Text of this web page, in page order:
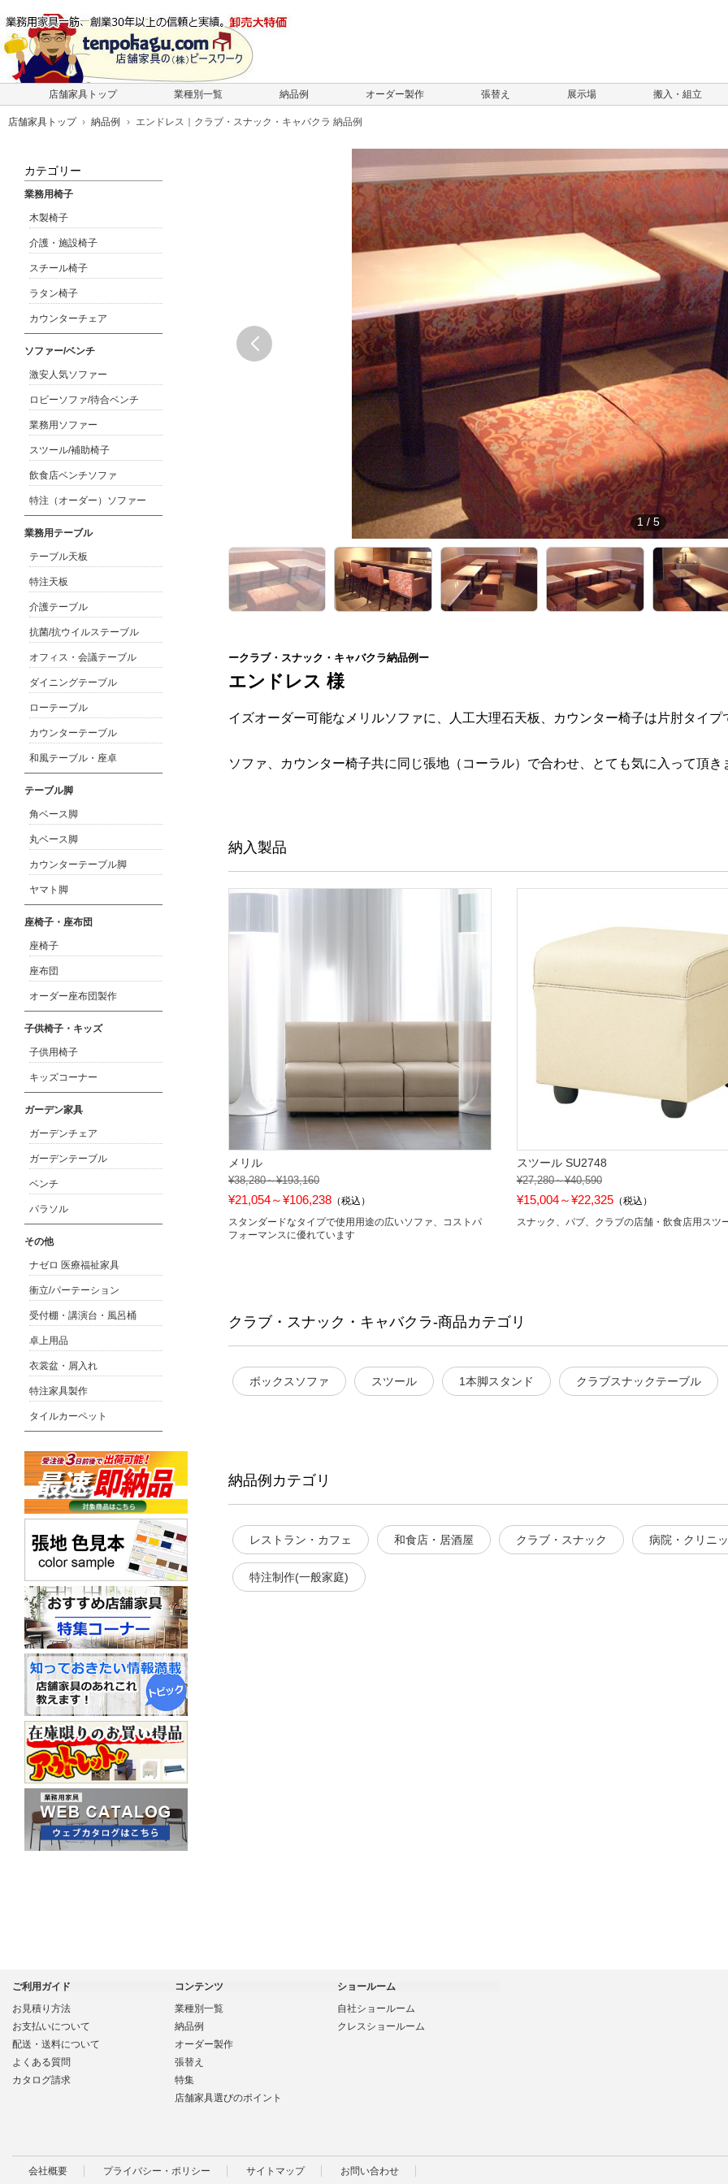
店舗家具トップ 業種別一覧 納品例 オーダー製作 張替え 展示場 搬入・組立
店舗家具トップ 納品例 エンドレス｜クラブ・スナック・キャバクラ 納品例
1 / 5
ークラブ・スナック・キャバクラ納品例ー
エンドレス 様
イズオーダー可能なメリルソファに、人工大理石天板、カウンター椅子は片肘タイプ
ソファ、カウンター椅子共に同じ張地（コーラル）で合わせ、とても気に入って頂き
納入製品
メリル
¥38,280～¥193,160
¥21,054～¥106,238 （税込）
スタンダードなタイプで使用用途の広いソファ、コストパ
フォーマンスに優れています
スツール SU2748
¥27,280～¥40,590
¥15,004～¥22,325（税込）
スナック、パブ、クラブの店舗・飲食店用スツ
クラブ・スナック・キャバクラ-商品カテゴリ
ボックスソファ スツール 1本脚スタンド クラブスナックテーブル
納品例カテゴリ
レストラン・カフェ 和食店・居酒屋 クラブ・スナック 病院・クリニ
特注制作(一般家庭)
カテゴリー
業務用椅子
木製椅子
介護・施設椅子
スチール椅子
ラタン椅子
カウンターチェア
ソファー/ベンチ
激安人気ソファー
ロビーソファ/待合ベンチ
業務用ソファー
スツール/補助椅子
飲食店ベンチソファ
特注（オーダー）ソファー
業務用テーブル
テーブル天板
特注天板
介護テーブル
抗菌/抗ウイルステーブル
オフィス・会議テーブル
ダイニングテーブル
ローテーブル
カウンターテーブル
和風テーブル・座卓
テーブル脚
角ベース脚
丸ベース脚
カウンターテーブル脚
ヤマト脚
座椅子・座布団
座椅子
座布団
オーダー座布団製作
子供椅子・キッズ
子供用椅子
キッズコーナー
ガーデン家具
ガーデンチェア
ガーデンテーブル
ベンチ
パラソル
その他
ナゼロ 医療福祉家具
衝立/パーテーション
受付棚・講演台・風呂桶
卓上用品
衣裳盆・屑入れ
特注家具製作
タイルカーペット
ご利用ガイド
お見積り方法
お支払いについて
配送・送料について
よくある質問
カタログ請求
コンテンツ
業種別一覧
納品例
オーダー製作
張替え
特集
店舗家具選びのポイント
ショールーム
自社ショールーム
クレスショールーム
会社概要 プライバシー・ポリシー サイトマップ お問い合わせ